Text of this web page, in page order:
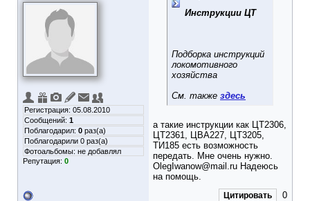
Регистрация: 05.08.2010
Сообщений: 1
Поблагодарил: 0 раз(а)
Поблагодарили 0 раз(а)
Фотоальбомы: не добавлял
Репутация: 0
Инструкции ЦТ
Подборка инструкций
локомотивного
хозяйства
См. также здесь
а такие инструкции как ЦТ2306,
ЦТ2361, ЦВА227, ЦТ3205,
ТИ185 есть возможность
передать. Мне очень нужно.
OlegIwanow@mail.ru Надеюсь
на помощь.
Цитировать 0